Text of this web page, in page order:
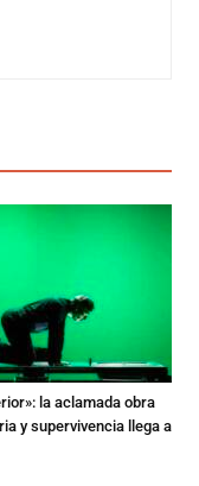
la aclamada obra
y supervivencia llega a